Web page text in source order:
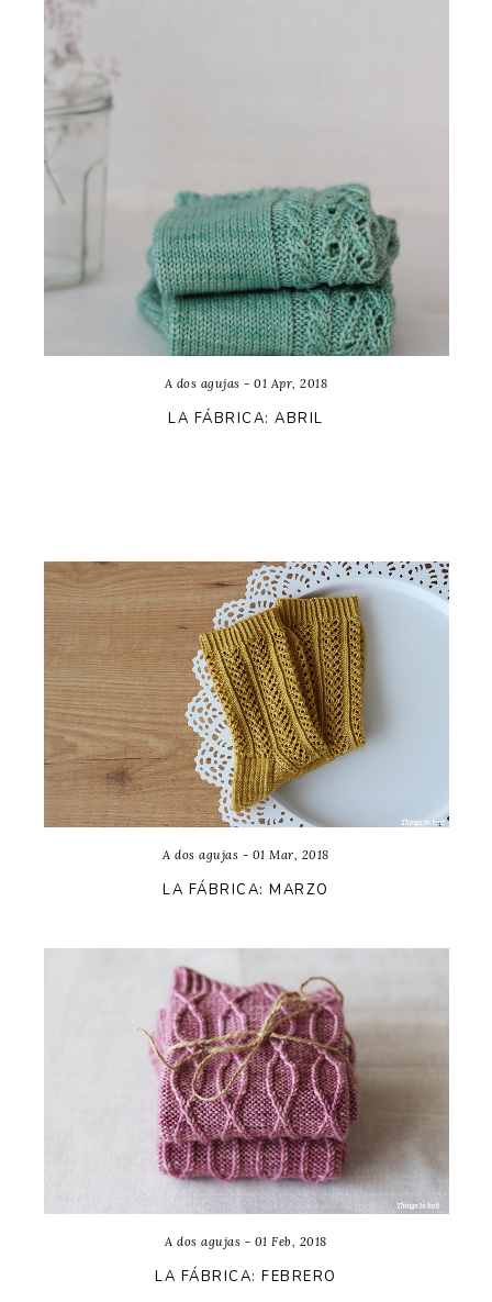
A dos agujas - 01 Apr, 2018
LA FÁBRICA: ABRIL
A dos agujas - 01 Mar, 2018
LA FÁBRICA: MARZO
A dos agujas - 01 Feb, 2018
LA FÁBRICA: FEBRERO